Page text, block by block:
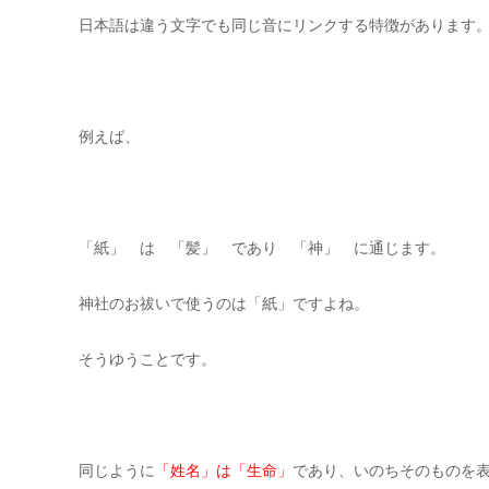
日本語は違う文字でも同じ音にリンクする特徴があります。
例えば、
「紙」 は 「髪」 であり 「神」 に通じます。
神社のお祓いで使うのは「紙」ですよね。
そうゆうことです。
同じように 「姓名」は「生命」 であり、いのちそのものを